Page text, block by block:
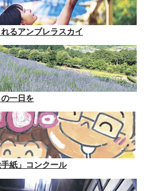
るアンブレラスカイ
一日を
紙」コンクール